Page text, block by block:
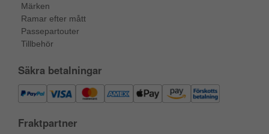
Märken
Ramar efter mått
Passepartouter
Tillbehör
Säkra betalningar
Fraktpartner